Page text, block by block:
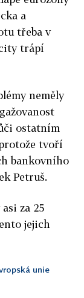
a
třeba v
trápí
neměly
ostatním
tvoří
bankovního
Petruš.
za 25
jejich
unie